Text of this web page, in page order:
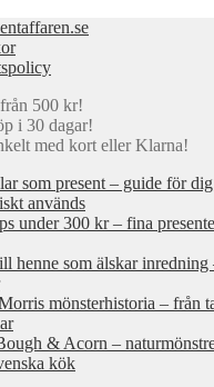
500 kr!
i 30 dagar!
med kort eller Klarna!
som present – guide för
används
under 300 kr – fina
henne som älskar
mönsterhistoria – från
& Acorn –
kök